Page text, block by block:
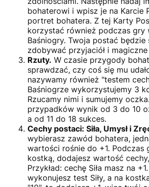
bohaterowi i wpisz je na Karcie
portret bohatera. Z tej Karty
korzystać również podczas gry
Baśniogry. Twoja postać będzie
zdobywać przyjaciół i
Rzuty. W czasie przygody
sprawdzać, czy coś się mu
nazywamy również "testem
Baśniogrze wykorzystujemy 3
Rzucamy nimi i sumujemy
przypadków wynik od 3 do 10
a od 11 do 18 sukces.
Cechy postaci: Siła, Umysł i
wybierasz zawód bohatera,
wartości rośnie do +1. Podczas
kostką, dodajesz wartość
Przykład: cechę Siła masz na
wykonujesz test Siły, a na